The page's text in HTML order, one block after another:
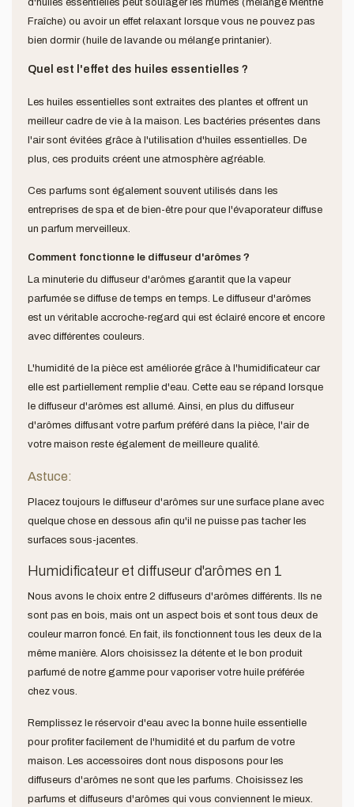
d'huiles essentielles peut soulager les rhumes (mélange Menthe
Fraîche) ou avoir un effet relaxant lorsque vous ne pouvez pas
bien dormir (huile de lavande ou mélange printanier).
Quel est l'effet des huiles essentielles ?
Les huiles essentielles sont extraites des plantes et offrent un
meilleur cadre de vie à la maison. Les bactéries présentes dans
l'air sont évitées grâce à l'utilisation d'huiles essentielles. De
plus, ces produits créent une atmosphère agréable.
Ces parfums sont également souvent utilisés dans les
entreprises de spa et de bien-être pour que l'évaporateur diffuse
un parfum merveilleux.
Comment fonctionne le diffuseur d'arômes ?
La minuterie du diffuseur d'arômes garantit que la vapeur
parfumée se diffuse de temps en temps. Le diffuseur d'arômes
est un véritable accroche-regard qui est éclairé encore et encore
avec différentes couleurs.
L'humidité de la pièce est améliorée grâce à l'humidificateur car
elle est partiellement remplie d'eau. Cette eau se répand lorsque
le diffuseur d'arômes est allumé. Ainsi, en plus du diffuseur
d'arômes diffusant votre parfum préféré dans la pièce, l'air de
votre maison reste également de meilleure qualité.
Astuce:
Placez toujours le diffuseur d'arômes sur une surface plane avec
quelque chose en dessous afin qu'il ne puisse pas tacher les
surfaces sous-jacentes.
Humidificateur et diffuseur d'arômes en 1
Nous avons le choix entre 2 diffuseurs d'arômes différents. Ils ne
sont pas en bois, mais ont un aspect bois et sont tous deux de
couleur marron foncé. En fait, ils fonctionnent tous les deux de la
même manière. Alors choisissez la détente et le bon produit
parfumé de notre gamme pour vaporiser votre huile préférée
chez vous.
Remplissez le réservoir d'eau avec la bonne huile essentielle
pour profiter facilement de l'humidité et du parfum de votre
maison. Les accessoires dont nous disposons pour les
diffuseurs d'arômes ne sont que les parfums. Choisissez les
parfums et diffuseurs d'arômes qui vous conviennent le mieux.